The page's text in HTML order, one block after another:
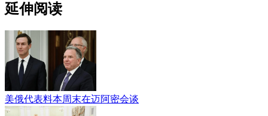
延伸阅读
美俄代表料本周末在迈阿密会谈